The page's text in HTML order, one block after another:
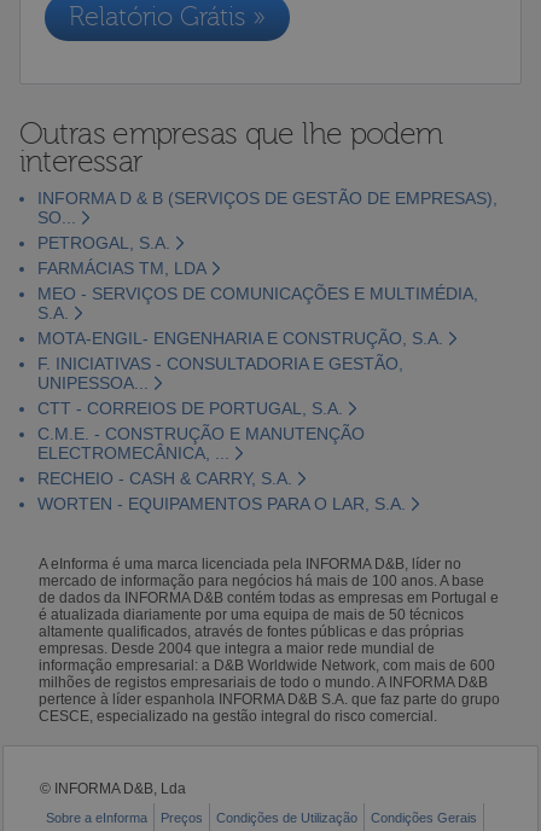
Relatório Grátis »
Outras empresas que lhe podem
interessar
INFORMA D & B (SERVIÇOS DE GESTÃO DE EMPRESAS),
SO...
PETROGAL, S.A.
FARMÁCIAS TM, LDA
MEO - SERVIÇOS DE COMUNICAÇÕES E MULTIMÉDIA,
S.A.
MOTA-ENGIL- ENGENHARIA E CONSTRUÇÃO, S.A.
F. INICIATIVAS - CONSULTADORIA E GESTÃO,
UNIPESSOA...
CTT - CORREIOS DE PORTUGAL, S.A.
C.M.E. - CONSTRUÇÃO E MANUTENÇÃO
ELECTROMECÂNICA, ...
RECHEIO - CASH & CARRY, S.A.
WORTEN - EQUIPAMENTOS PARA O LAR, S.A.
A eInforma é uma marca licenciada pela INFORMA D&B, líder no
mercado de informação para negócios há mais de 100 anos. A base
de dados da INFORMA D&B contém todas as empresas em Portugal e
é atualizada diariamente por uma equipa de mais de 50 técnicos
altamente qualificados, através de fontes públicas e das próprias
empresas. Desde 2004 que integra a maior rede mundial de
informação empresarial: a D&B Worldwide Network, com mais de 600
milhões de registos empresariais de todo o mundo. A INFORMA D&B
pertence à líder espanhola INFORMA D&B S.A. que faz parte do grupo
CESCE, especializado na gestão integral do risco comercial.
© INFORMA D&B, Lda
Sobre a eInforma Preços Condições de Utilização
Condições Gerais